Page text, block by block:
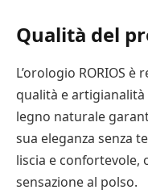
Qualità del
L’orologio RORIOS
qualità e
legno naturale
sua eleganza senza
liscia e confortevole,
sensazione al polso.